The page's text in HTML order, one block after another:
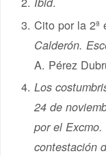
Cito por la 2ª
Calderón.
A. Pérez
Los
24 de
por el
contestación